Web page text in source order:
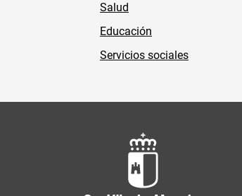
Salud
Educación
Servicios sociales